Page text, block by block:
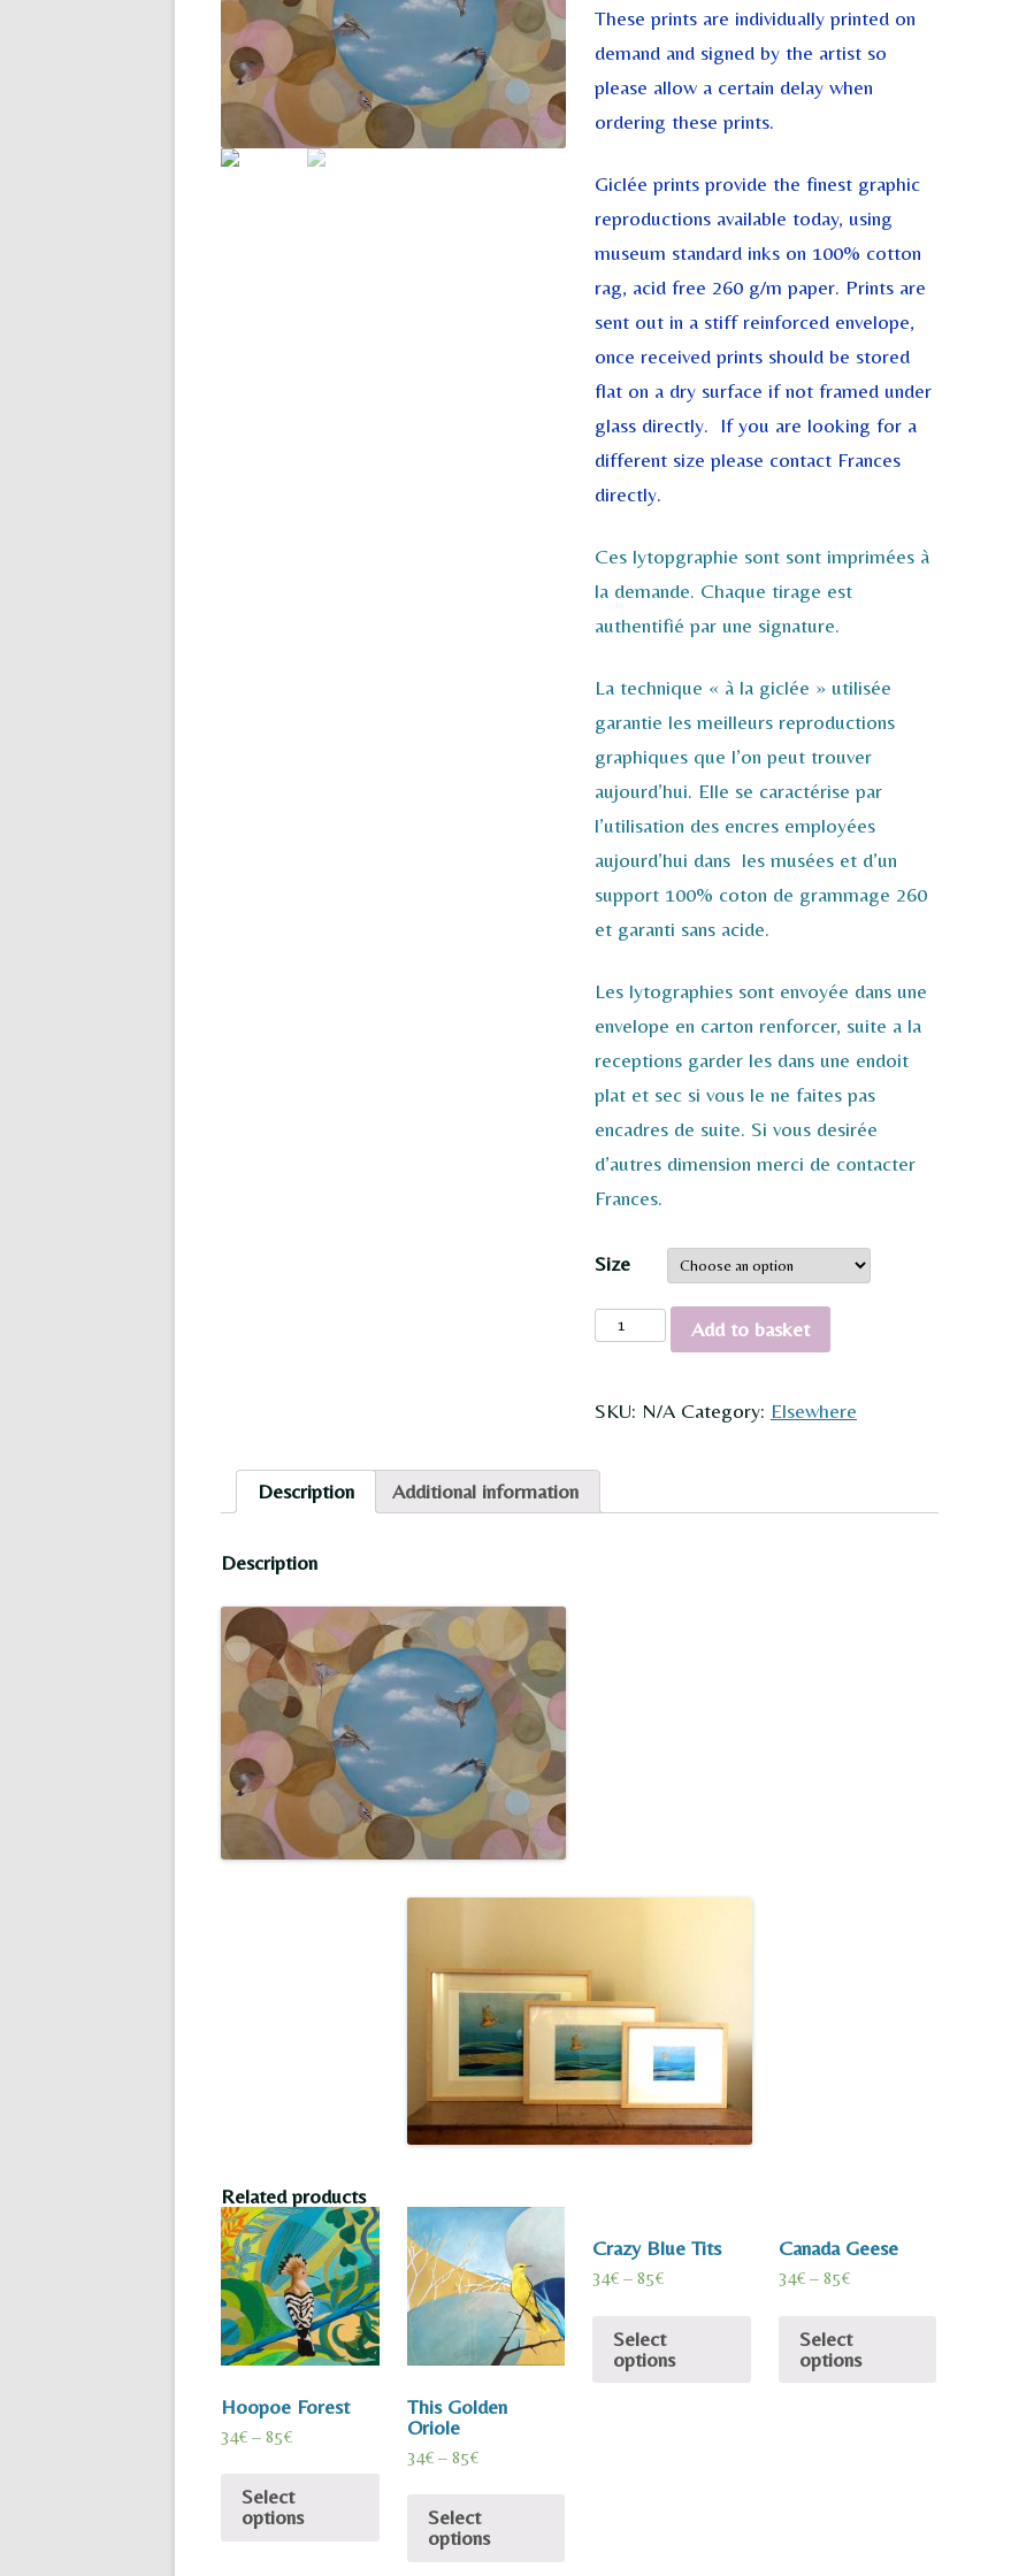
These prints are individually printed on
demand and signed by the artist so
please allow a certain delay when
ordering these prints.
Giclée prints provide the finest graphic
reproductions available today, using
museum standard inks on 100% cotton
rag, acid free 260 g/m paper. Prints are
sent out in a stiff reinforced envelope,
once received prints should be stored
flat on a dry surface if not framed under
glass directly. If you are looking for a
different size please contact Frances
directly.
Ces lytopgraphie sont sont imprimées à
la demande. Chaque tirage est
authentifié par une signature.
La technique « à la giclée » utilisée
garantie les meilleurs reproductions
graphiques que l’on peut trouver
aujourd’hui. Elle se caractérise par
l’utilisation des encres employées
aujourd’hui dans les musées et d’un
support 100% coton de grammage 260
et garanti sans acide.
Les lytographies sont envoyée dans une
envelope en carton renforcer, suite a la
receptions garder les dans une endoit
plat et sec si vous le ne faites pas
encadres de suite. Si vous desirée
d’autres dimension merci de contacter
Frances.
Size
Chaffinches Add to basket
SKU: N/A Category: Elsewhere
Description Additional information
Description
Related products
Hoopoe Forest
34€ – 85€
Select
options
This Golden
Oriole
34€– 85€
Select
options
Crazy Blue Tits
34€ –85€
Select
options
Canada Geese
34€– 85€
Select
options